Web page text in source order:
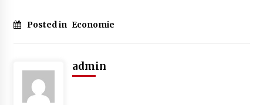
Posted in Economie
admin